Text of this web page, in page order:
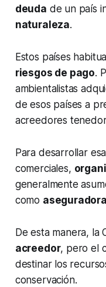
deuda de un país
naturaleza.
Estos países
riesgos de pago.
ambientalistas
de esos países a
acreedores
Para desarrollar
comerciales,
generalmente
como
De esta manera, la
acreedor, pero el
destinar los
conservación.